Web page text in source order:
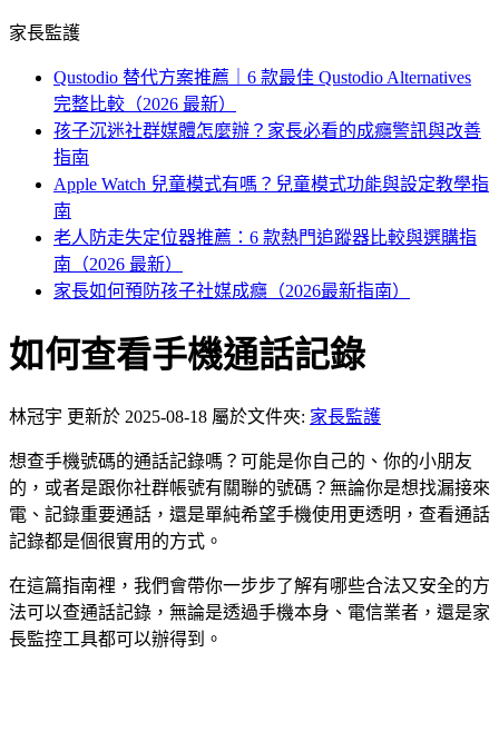
家長監護
Qustodio 替代方案推薦｜6 款最佳 Qustodio Alternatives
完整比較（2026 最新）
孩子沉迷社群媒體怎麼辦？家長必看的成癮警訊與改善
指南
Apple Watch 兒童模式有嗎？兒童模式功能與設定教學指
南
老人防走失定位器推薦：6 款熱門追蹤器比較與選購指
南（2026 最新）
家長如何預防孩子社媒成癮（2026最新指南）
如何查看手機通話記錄
林冠宇 更新於 2025-08-18 屬於文件夾: 家長監護
想查手機號碼的通話記錄嗎？可能是你自己的、你的小朋友
的，或者是跟你社群帳號有關聯的號碼？無論你是想找漏接來
電、記錄重要通話，還是單純希望手機使用更透明，查看通話
記錄都是個很實用的方式。
在這篇指南裡，我們會帶你一步步了解有哪些合法又安全的方
法可以查通話記錄，無論是透過手機本身、電信業者，還是家
長監控工具都可以辦得到。